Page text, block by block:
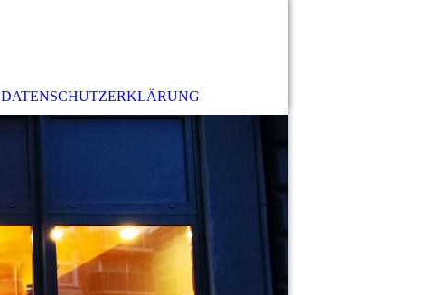
DATENSCHUTZERKLÄRUNG